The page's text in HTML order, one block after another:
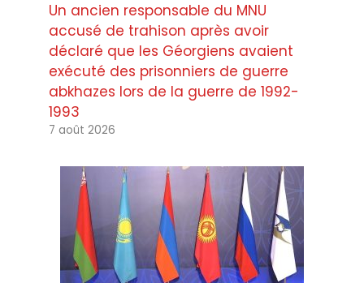
Un ancien responsable du MNU
accusé de trahison après avoir
déclaré que les Géorgiens avaient
exécuté des prisonniers de guerre
abkhazes lors de la guerre de 1992-
1993
7 août 2026